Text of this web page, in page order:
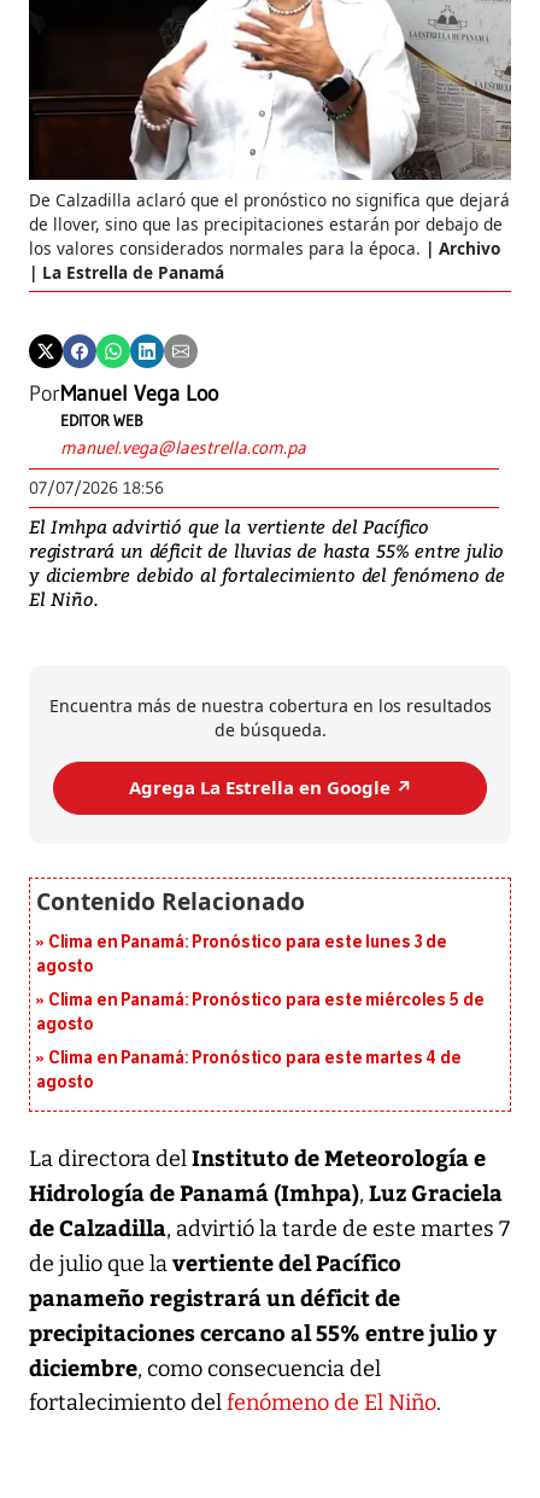
De Calzadilla aclaró que el pronóstico no significa que dejará
de llover, sino que las precipitaciones estarán por debajo de
los valores considerados normales para la época.
Archivo
| La Estrella de Panamá
PorManuel Vega Loo
EDITOR WEB
manuel.vega@laestrella.com.pa
07/07/2026 18:56
El Imhpa advirtió que la vertiente del Pacífico
registrará un déficit de lluvias de hasta 55% entre julio
y diciembre debido al fortalecimiento del fenómeno de
El Niño.
Encuentra más de nuestra cobertura en los resultados
de búsqueda.
Agrega La Estrella en Google ↗️
Clima en Panamá: Pronóstico para este lunes 3 de
agosto
Clima en Panamá: Pronóstico para este miércoles 5 de
agosto
Clima en Panamá: Pronóstico para este martes 4 de
agosto
La directora delInstituto de Meteorología e
Hidrología de Panamá (Imhpa), Luz Graciela
de Calzadilla, advirtió la tarde de este martes 7
de julio que lavertiente del Pacífico
panameño registrará un déficit de
precipitaciones cercano al 55% entre julio y
diciembre, como consecuencia del
fortalecimiento delfenómeno de El Niño.